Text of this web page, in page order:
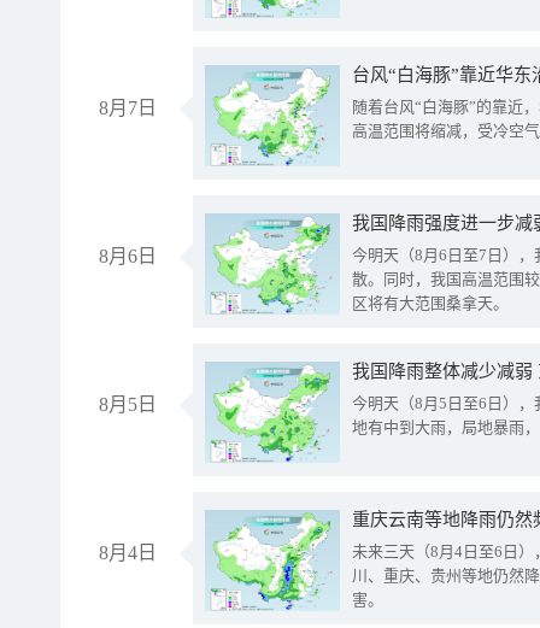
8月7日
台风“白海豚”靠近华
随着台风“白海豚”的靠近
高温范围将缩减，受冷空
8月6日
今明天（8月6日至7日）
散。同时，我国高温范围
区将有大范围桑拿天。
8月5日
我国降雨整体减少减弱
今明天（8月5日至6日）
地有中到大雨，局地暴雨
8月4日
重庆云南等地降雨仍然
未来三天（8月4日至6日
川、重庆、贵州等地仍然
害。